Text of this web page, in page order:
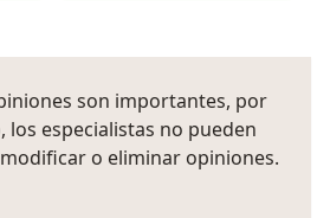
son importantes, por
los especialistas no pueden
o eliminar opiniones.